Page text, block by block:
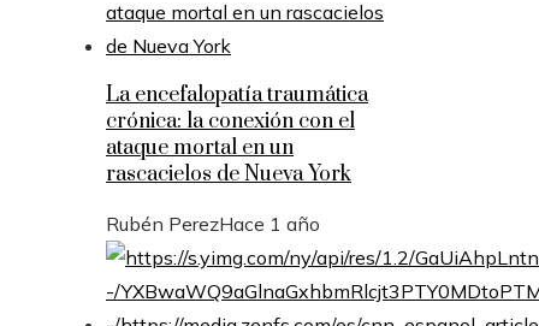
La encefalopatía traumática
crónica: la conexión con el
ataque mortal en un
rascacielos de Nueva York
Rubén PerezHace 1 año